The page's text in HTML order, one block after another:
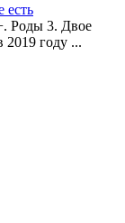
есть
Роды 3. Двое
2019 году ...